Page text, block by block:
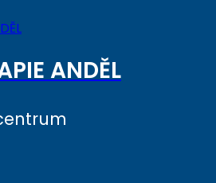
ANDĚL